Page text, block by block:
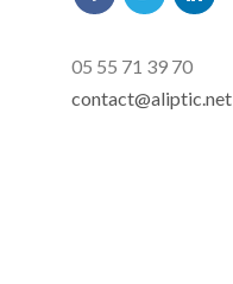
05 55 71 39 70
contact@aliptic.net